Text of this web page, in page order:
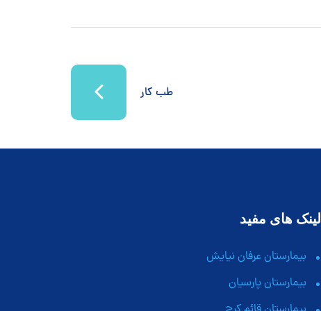
طب کار
لینک های مفید
بیمارستان عرفان نیایش
بیمارستان پارسیان